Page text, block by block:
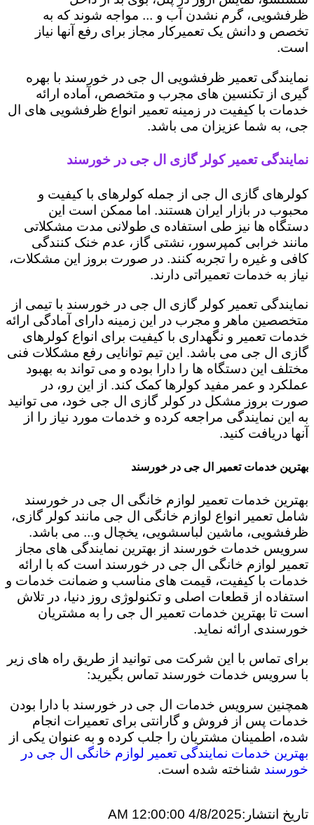
ظرفشویی، گرم نشدن آب و ... مواجه شوند که به
تخصص و دانش یک تعمیرکار مجاز برای رفع آنها نیاز
است.
نمایندگی تعمیر ظرفشویی ال جی در خورسند با بهره
گیری از تکنسین های مجرب و متخصص، آماده ارائه
خدمات با کیفیت در زمینه تعمیر انواع ظرفشویی های ال
جی، به شما عزیزان می باشد.
نمایندگی تعمیر کولر گازی ال جی در خورسند
کولرهای گازی ال جی از جمله کولرهای با کیفیت و
محبوب در بازار ایران هستند. اما ممکن است این
دستگاه ها نیز طی استفاده ی طولانی مدت مشکلاتی
مانند خرابی کمپرسور، نشتی گاز، عدم خنک کنندگی
کافی و غیره را تجربه کنند. در صورت بروز این مشکلات،
نیاز به خدمات تعمیراتی دارند.
نمایندگی تعمیر کولر گازی ال جی در خورسند با تیمی از
متخصصین ماهر و مجرب در این زمینه دارای آمادگی ارائه
خدمات تعمیر و نگهداری با کیفیت برای انواع کولرهای
گازی ال جی می باشد. این تیم توانایی رفع مشکلات فنی
مختلف این دستگاه ها را دارا بوده و می تواند به بهبود
عملکرد و عمر مفید کولرها کمک کند. از این رو، در
صورت بروز مشکل در کولر گازی ال جی خود، می توانید
به این نمایندگی مراجعه کرده و خدمات مورد نیاز را از
آنها دریافت کنید.
بهترین خدمات تعمیر ال جی در خورسند
بهترین خدمات تعمیر لوازم خانگی ال جی در خورسند
شامل تعمیر انواع لوازم خانگی ال جی مانند کولر گازی،
ظرفشویی، ماشین لباسشویی، یخچال و... می باشد.
سرویس خدمات خورسند از بهترین نمایندگی های مجاز
تعمیر لوازم خانگی ال جی در خورسند است که با ارائه
خدمات با کیفیت، قیمت های مناسب و ضمانت خدمات و
استفاده از قطعات اصلی و تکنولوژی روز دنیا، در تلاش
است تا بهترین خدمات تعمیر ال جی را به مشتریان
خورسندی ارائه نماید.
برای تماس با این شرکت می توانید از طریق راه های زیر
با سرویس خدمات خورسند تماس بگیرید:
همچنین سرویس خدمات ال جی در خورسند با دارا بودن
خدمات پس از فروش و گارانتی برای تعمیرات انجام
شده، اطمینان مشتریان را جلب کرده و به عنوان یکی از
بهترین خدمات نمایندگی تعمیر لوازم خانگی ال جی در
خورسند شناخته شده است.
تاریخ انتشار:4/8/2025 12:00:00 AM